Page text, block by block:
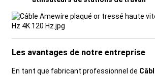
Les avantages de notre entreprise
En tant que fabricant professionnel de